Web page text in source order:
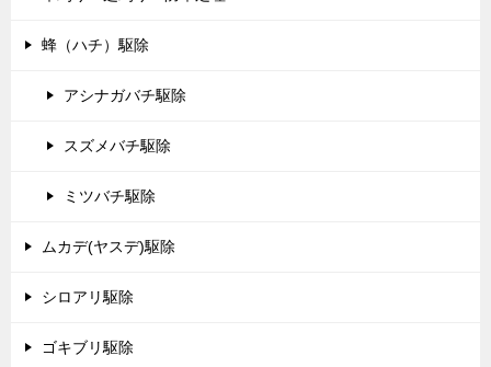
蜂（ハチ）駆除
アシナガバチ駆除
スズメバチ駆除
ミツバチ駆除
ムカデ(ヤスデ)駆除
シロアリ駆除
ゴキブリ駆除